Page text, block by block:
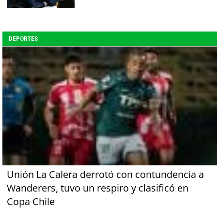
DEPORTES
Unión La Calera derrotó con contundencia a
Wanderers, tuvo un respiro y clasificó en
Copa Chile